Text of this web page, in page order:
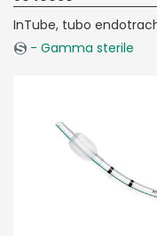
InTube, tubo
- Gamma sterile